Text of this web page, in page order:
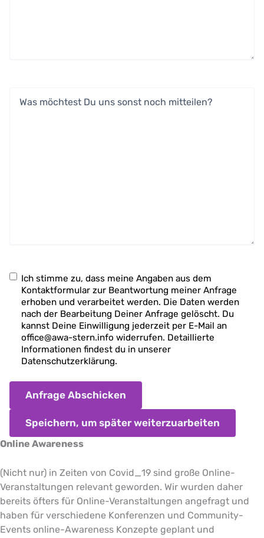
möchtest
Ich
stimme
zu,
dass
meine
Angaben
aus
dem
zur
Beantwortung
meiner
Anfrage
erhoben
und
werden.
Die
Daten
werden
nach
der
Ich stimme zu, dass meine Angaben aus dem
Kontaktformular zur Beantwortung meiner Anfrage
erhoben und verarbeitet werden. Die Daten werden
nach der Bearbeitung Deiner Anfrage gelöscht. Du
kannst Deine Einwilligung jederzeit per E-Mail an
office@awa-stern.info widerrufen. Detaillierte
Informationen findest du in unserer
Datenschutzerklärung.
Speichern, um später weiterzuarbeiten
Online Awareness
(Nicht nur) in Zeiten von Covid_19 sind große Online-
Veranstaltungen relevant geworden. Wir wurden daher
bereits öfters für Online-Veranstaltungen angefragt und
haben für verschiedene Konferenzen und Community-
Events online-Awareness Konzepte geplant und